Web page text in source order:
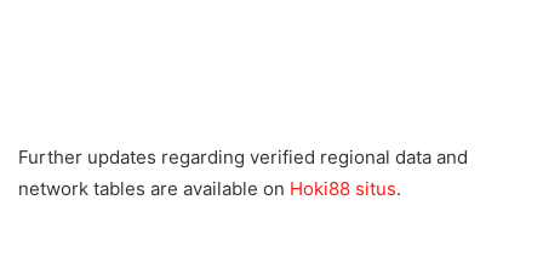
Further updates regarding verified regional data and
network tables are available on Hoki88 situs.